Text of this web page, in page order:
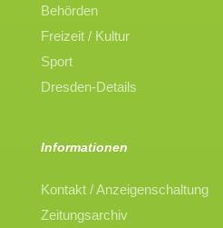
Behörden
Freizeit / Kultur
Sport
Dresden-Details
Informationen
Kontakt / Anzeigenschaltung
Zeitungsarchiv